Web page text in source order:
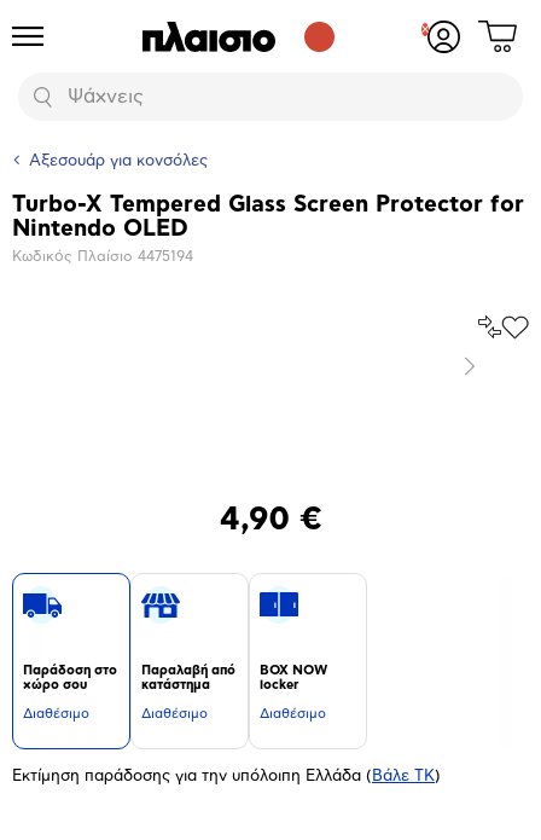
Προϊόντα
Αναζήτηση
Δες
Αξεσουάρ για κονσόλες
Βασικά
χαρακτηριστικά
Turbo-X Tempered Glass Screen Protector for
Nintendo OLED
Κωδικός Πλαίσιο 4475194
Επόμενο
4,90 €
Παράδοση στο
χώρο σου
Διαθέσιμο
Παραλαβή από
κατάστημα
Διαθέσιμο
BOX NOW
locker
Διαθέσιμο
Εκτίμηση παράδοσης για την υπόλοιπη Ελλάδα ( Βάλε ΤΚ)